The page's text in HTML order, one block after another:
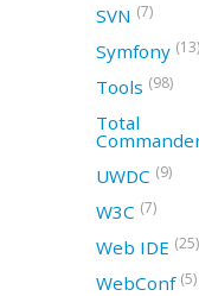
SVN (7)
Symfony (13)
Tools (98)
Total
UWDC (9)
W3C (7)
Web IDE (25)
WebConf (5)